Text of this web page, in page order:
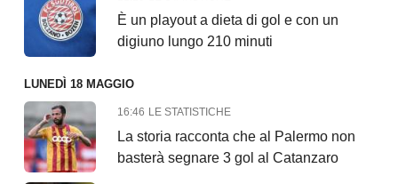
È un playout a dieta di gol e con un
digiuno lungo 210 minuti
LUNEDÌ 18 MAGGIO
16:46 LE STATISTICHE
La storia racconta che al Palermo non
basterà segnare 3 gol al Catanzaro